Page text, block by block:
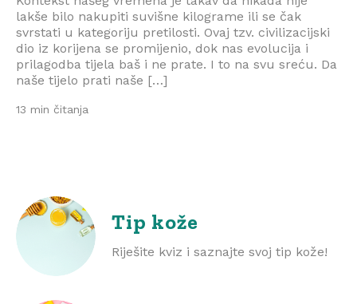
lakše bilo nakupiti suvišne kilograme ili se čak
svrstati u kategoriju pretilosti. Ovaj tzv. civilizacijski
dio iz korijena se promijenio, dok nas evolucija i
prilagodba tijela baš i ne prate. I to na svu sreću. Da
naše tijelo prati naše […]
13 min čitanja
Tip kože
Riješite kviz i saznajte svoj tip kože!